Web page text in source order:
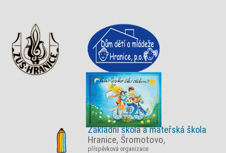
Základní škola a mateřská škola
Hranice, Šromotovo,
příspěvková organizace